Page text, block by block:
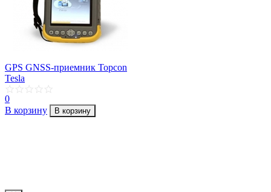
GPS GNSS-приемник Topcon
Tesla
0
В корзину
В корзину